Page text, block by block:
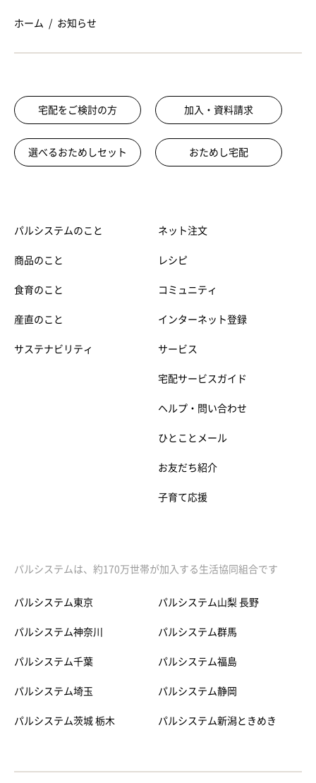
ホーム お知らせ
宅配をご検討の方 加入・資料請求
選べるおためしセット おためし宅配
パルシステムのこと
商品のこと
食育のこと
産直のこと
サステナビリティ
ネット注文
レシピ
コミュニティ
インターネット登録
サービス
宅配サービスガイド
ヘルプ・問い合わせ
ひとことメール
お友だち紹介
子育て応援
パルシステムは、約170万世帯が加入する生活協同組合です
パルシステム東京
パルシステム神奈川
パルシステム千葉
パルシステム埼玉
パルシステム茨城 栃木
パルシステム山梨 長野
パルシステム群馬
パルシステム福島
パルシステム静岡
パルシステム新潟ときめき